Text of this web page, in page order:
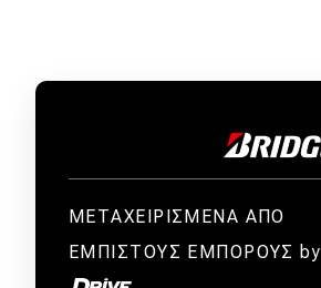
ΜΕΤΑΧΕΙΡΙΣΜΕΝΑ ΑΠΟ
ΕΜΠΙΣΤΟΥΣ ΕΜΠΟΡΟΥΣ by